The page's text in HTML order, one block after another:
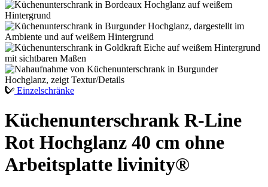
Einzelschränke
Küchenunterschrank R-Line
Rot Hochglanz 40 cm ohne
Arbeitsplatte livinity®